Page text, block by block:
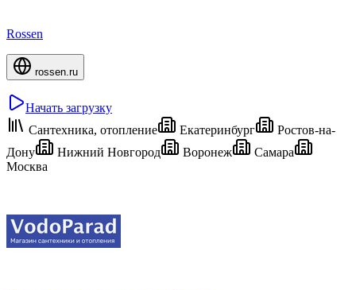
Rossen
rossen.ru
Начать загрузку
Сантехника, отопление
Екатеринбург
Ростов-на-
Дону
Нижний Новгород Воронеж
Самара
Москва